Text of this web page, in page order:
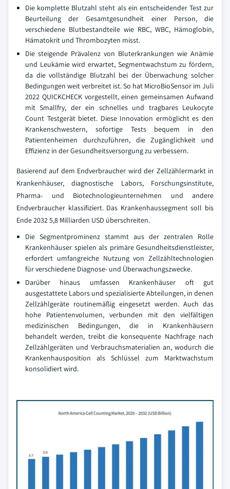
Die komplette Blutzahl steht als ein entscheidender Test zur
Beurteilung der Gesamtgesundheit einer Person, die
verschiedene Blutbestandteile wie RBC, WBC, Hämoglobin,
Hämatokrit und Thrombozyten misst.
Die steigende Prävalenz von Bluterkrankungen wie Anämie
und Leukämie wird erwartet, Segmentwachstum zu fördern,
da die vollständige Blutzahl bei der Überwachung solcher
Bedingungen weit verbreitet ist. So hat MicroBioSensor im Juli
2022 QUICKCHECK vorgestellt, einen gemeinsamen Aufwand
mit Smallfry, der ein schnelles und tragbares Leukocyte
Count Testgerät bietet. Diese Innovation ermöglicht es den
Krankenschwestern, sofortige Tests bequem in den
Patientenheimen durchzuführen, die Zugänglichkeit und
Effizienz in der Gesundheitsversorgung zu verbessern.
Basierend auf dem Endverbraucher wird der Zellzählermarkt in
Krankenhäuser, diagnostische Labors, Forschungsinstitute,
Pharma- und Biotechnologieunternehmen und andere
Endverbraucher klassifiziert. Das Krankenhaussegment soll bis
Ende 2032 5,8 Milliarden USD überschreiten.
Die Segmentprominenz stammt aus der zentralen Rolle
Krankenhäuser spielen als primäre Gesundheitsdienstleister,
erfordert umfangreiche Nutzung von Zellzähltechnologien
für verschiedene Diagnose- und Überwachungszwecke.
Darüber hinaus umfassen Krankenhäuser oft gut
ausgestattete Labors und spezialisierte Abteilungen, in denen
Zellzählgeräte routinemäßig eingesetzt werden. Auch das
hohe Patientenvolumen, verbunden mit den vielfältigen
medizinischen Bedingungen, die in Krankenhäusern
behandelt werden, treibt die konsequente Nachfrage nach
Zellzählgeräten und Verbrauchsmaterialien an, wodurch die
Krankenhausposition als Schlüssel zum Marktwachstum
konsolidiert wird.